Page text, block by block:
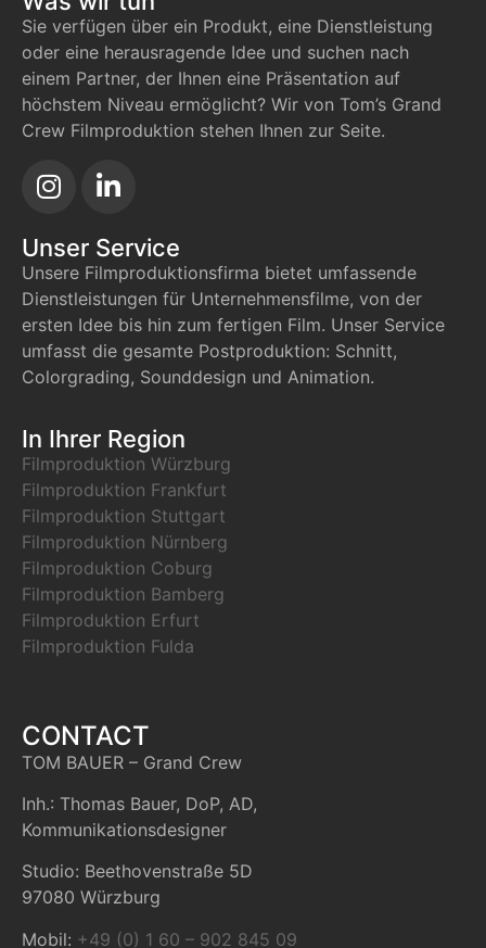
Sie verfügen über ein Produkt, eine Dienstleistung
oder eine herausragende Idee und suchen nach
einem Partner, der Ihnen eine Präsentation auf
höchstem Niveau ermöglicht? Wir von Tom’s Grand
Crew Filmproduktion stehen Ihnen zur Seite.
Unser Service
Unsere Filmproduktionsfirma bietet umfassende
Dienstleistungen für Unternehmensfilme, von der
ersten Idee bis hin zum fertigen Film. Unser Service
umfasst die gesamte Postproduktion: Schnitt,
Colorgrading, Sounddesign und Animation.
In Ihrer Region
Filmproduktion Würzburg
Filmproduktion Frankfurt
Filmproduktion Stuttgart
Filmproduktion Nürnberg
Filmproduktion Coburg
Filmproduktion Bamberg
Filmproduktion Erfurt
Filmproduktion Fulda
CONTACT
TOM BAUER – Grand Crew
Inh.: Thomas Bauer, DoP, AD,
Kommunikationsdesigner
Studio: Beethovenstraße 5D
97080 Würzburg
Mobil: +49 (0) 1 60 – 902 845 09